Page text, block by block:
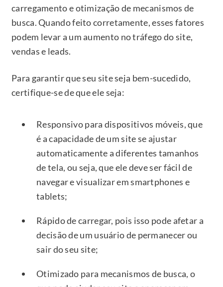
carregamento e otimização de mecanismos de
busca. Quando feito corretamente, esses fatores
podem levar a um aumento no tráfego do site,
vendas e leads.
Para garantir que seu site seja bem-sucedido,
certifique-se de que ele seja:
Responsivo para dispositivos móveis, que
é a capacidade de um site se ajustar
automaticamente a diferentes tamanhos
de tela, ou seja, que ele deve ser fácil de
navegar e visualizar em smartphones e
tablets;
Rápido de carregar, pois isso pode afetar a
decisão de um usuário de permanecer ou
sair do seu site;
Otimizado para mecanismos de busca, o